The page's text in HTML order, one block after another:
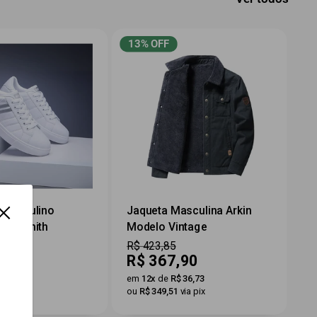
Masculino
Zenith
13% OFF
Jaqueta Masculina Arkin
Modelo Vintage
Preço
por
R$ 367,90
Preço
R$ 423,85
em 12x de R$ 36,73
ou R$ 349,51 via pix